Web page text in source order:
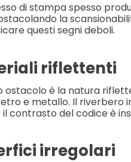
di stampa spesso
la
questi segni deboli.
riflettenti
ostacolo è la natura
e metallo. Il riverbero
il contrasto del codice è
irregolari